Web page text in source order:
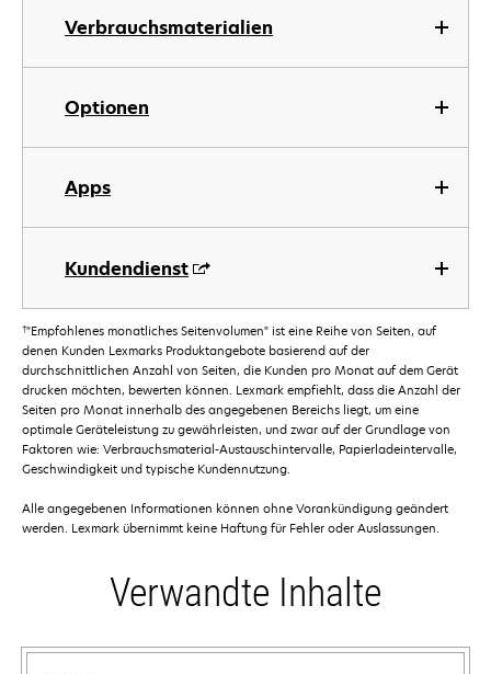
Verbrauchsmaterialien
Optionen
Apps
Kundendienst
†"Empfohlenes monatliches Seitenvolumen" ist eine Reihe von Seiten, auf
denen Kunden Lexmarks Produktangebote basierend auf der
durchschnittlichen Anzahl von Seiten, die Kunden pro Monat auf dem Gerät
drucken möchten, bewerten können. Lexmark empfiehlt, dass die Anzahl der
Seiten pro Monat innerhalb des angegebenen Bereichs liegt, um eine
optimale Geräteleistung zu gewährleisten, und zwar auf der Grundlage von
Faktoren wie: Verbrauchsmaterial-Austauschintervalle, Papierladeintervalle,
Geschwindigkeit und typische Kundennutzung.
Alle angegebenen Informationen können ohne Vorankündigung geändert
werden. Lexmark übernimmt keine Haftung für Fehler oder Auslassungen.
Verwandte Inhalte